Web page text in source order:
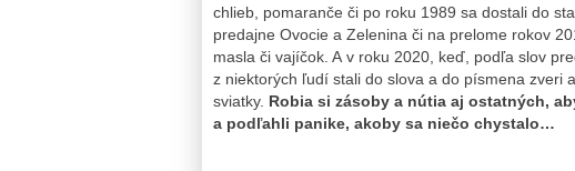
chlieb, pomaranče či po roku 1989 sa dostali do
predajne Ovocie a Zelenina či na prelome rokov
masla či vajíčok. A v roku 2020, keď, podľa slov
z niektorých ľudí stali do slova a do písmena zveri
sviatky. Robia si zásoby a nútia aj ostatných,
a podľahli panike, akoby sa niečo chystalo…